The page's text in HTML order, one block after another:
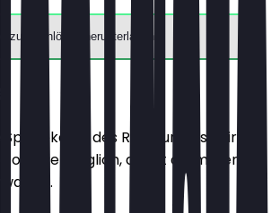
zum Einlösen herunterladen
Speisekarte des Restaurants. Wir
oft wie möglich, damit du immer